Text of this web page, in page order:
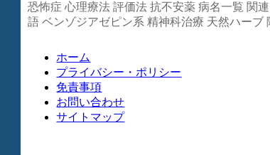
恐怖症 心理療法 評価法 抗不安薬 病名一覧 関連
語 ベンゾジアゼピン系 精神科治療 天然ハーブ
ホーム
プライバシー・ポリシー
免責事項
お問い合わせ
サイトマップ